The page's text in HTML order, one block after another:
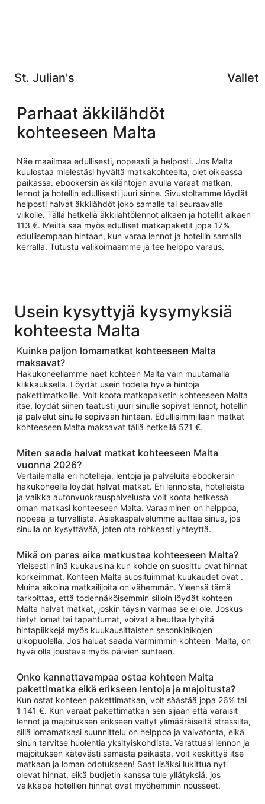
St. Julian's
Parhaat äkkilähdöt
kohteeseen Malta
Näe maailmaa edullisesti, nopeasti ja helposti. Jos Malta
kuulostaa mielestäsi hyvältä matkakohteelta, olet oikeassa
paikassa. ebookersin äkkilähtöjen avulla varaat matkan,
lennot ja hotellin edullisesti juuri sinne. Sivustoltamme löydät
helposti halvat äkkilähdöt joko samalle tai seuraavalle
viikolle. Tällä hetkellä äkkilähtölennot alkaen ja hotellit alkaen
113 €. Meiltä saa myös edulliset matkapaketit jopa 17%
edullisempaan hintaan, kun varaa lennot ja hotellin samalla
kerralla. Tutustu valikoimaamme ja tee helppo varaus.
Usein kysyttyjä kysymyksiä
kohteesta Malta
Kuinka paljon lomamatkat kohteeseen Malta
maksavat?
Hakukoneellamme näet kohteen Malta vain muutamalla
klikkauksella. Löydät usein todella hyviä hintoja
pakettimatkoille. Voit koota matkapaketin kohteeseen Malta
itse, löydät siihen taatusti juuri sinulle sopivat lennot, hotellin
ja palvelut sinulle sopivaan hintaan. Edullisimmillaan matkat
kohteeseen Malta maksavat tällä hetkellä 571 €.
Miten saada halvat matkat kohteeseen Malta
vuonna 2026?
Vertailemalla eri hotelleja, lentoja ja palveluita ebookersin
hakukoneella löydät halvat matkat. Eri lennoista, hotelleista
ja vaikka autonvuokrauspalvelusta voit koota hetkessä
oman matkasi kohteeseen Malta. Varaaminen on helppoa,
nopeaa ja turvallista. Asiakaspalvelumme auttaa sinua, jos
sinulla on kysyttävää, joten ota rohkeasti yhteyttä.
Mikä on paras aika matkustaa kohteeseen Malta?
Yleisesti niinä kuukausina kun kohde on suosittu ovat hinnat
korkeimmat. Kohteen Malta suosituimmat kuukaudet ovat .
Muina aikoina matkailijoita on vähemmän. Yleensä tämä
tarkoittaa, että todennäköisemmin silloin löydät kohteen
Malta halvat matkat, joskin täysin varmaa se ei ole. Joskus
tietyt lomat tai tapahtumat, voivat aiheuttaa lyhyitä
hintapiikkejä myös kuukausittaisten sesonkiaikojen
ulkopuolella. Jos haluat saada varmimmin kohteen Malta, on
hyvä olla joustava myös päivien suhteen.
Onko kannattavampaa ostaa kohteen Malta
pakettimatka eikä erikseen lentoja ja majoitusta?
Kun ostat kohteen pakettimatkan, voit säästää jopa 26% tai
1 141 €. Kun varaat pakettimatkan sen sijaan että varaisit
lennot ja majoituksen erikseen vältyt ylimääräiseltä stressiltä,
sillä lomamatkasi suunnittelu on helppoa ja vaivatonta, eikä
sinun tarvitse huolehtia yksityiskohdista. Varattuasi lennon ja
majoituksen kätevästi samasta paikasta, voit keskittyä itse
matkaan ja loman odotukseen! Saat lisäksi lukittua nyt
olevat hinnat, eikä budjetin kanssa tule yllätyksiä, jos
vaikkapa hotellien hinnat ovat myöhemmin nousseet.